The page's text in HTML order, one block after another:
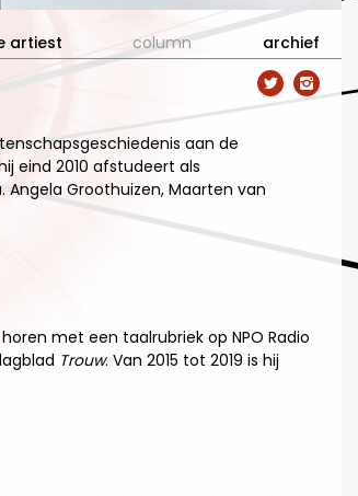
artiest column archief
aan de
eind 2010 afstudeert als
Groothuizen, Maarten van
met een taalrubriek op NPO Radio
Trouw. Van 2015 tot 2019 is hij
 